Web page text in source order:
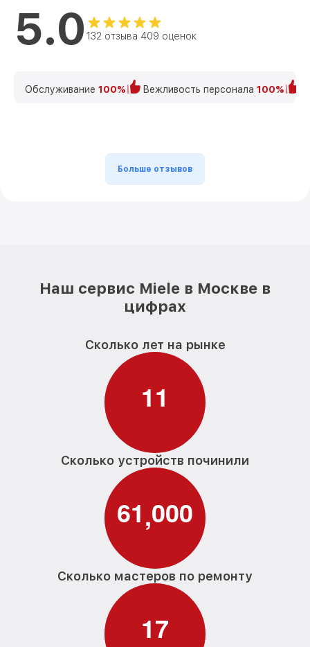
5.0 132 отзыва 409 оценок
Обслуживание 100% Вежливость персонала 100%
Больше отзывов
Наш сервис Miele в Москве в
цифрах
Сколько лет на рынке
11
Сколько устройств починили
61,000
Сколько мастеров по ремонту
17